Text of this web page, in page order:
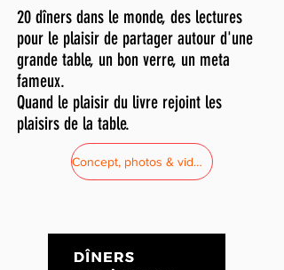
20 dîners dans le monde, des lectures
pour le plaisir de partager autour d'une
grande table, un bon verre, un meta
fameux.
Quand le plaisir du livre rejoint les
plaisirs de la table.
Concept, photos & videos